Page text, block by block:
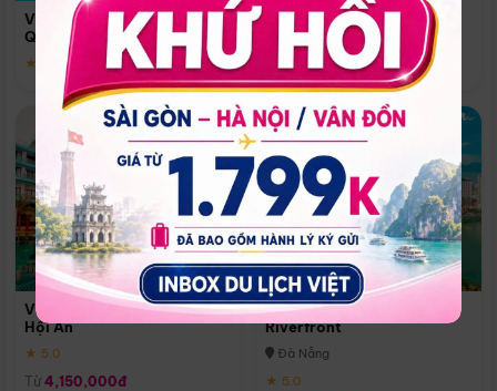
Vinpearl Resort & Spa Phu
Quoc
★ 5.0
Quoc
Phú Quốc
★ 5.0
Vinpearl Resort & Golf Nam
Hội An
★ 5.0
Từ 4,150,000đ
Melia Vinpearl Danang
Riverfront
Đà Nẵng
★ 5.0